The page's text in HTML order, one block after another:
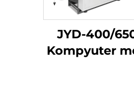
JYD-400/
Kompyuter